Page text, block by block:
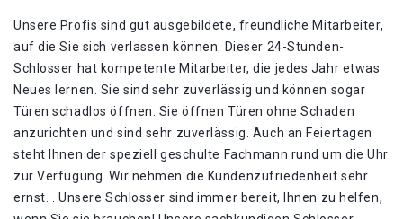
Unsere Profis sind gut ausgebildete, freundliche Mitarbeiter,
auf die Sie sich verlassen können. Dieser 24-Stunden-
Schlosser hat kompetente Mitarbeiter, die jedes Jahr etwas
Neues lernen. Sie sind sehr zuverlässig und können sogar
Türen schadlos öffnen. Sie öffnen Türen ohne Schaden
anzurichten und sind sehr zuverlässig. Auch an Feiertagen
steht Ihnen der speziell geschulte Fachmann rund um die Uhr
zur Verfügung. Wir nehmen die Kundenzufriedenheit sehr
ernst. . Unsere Schlosser sind immer bereit, Ihnen zu helfen,